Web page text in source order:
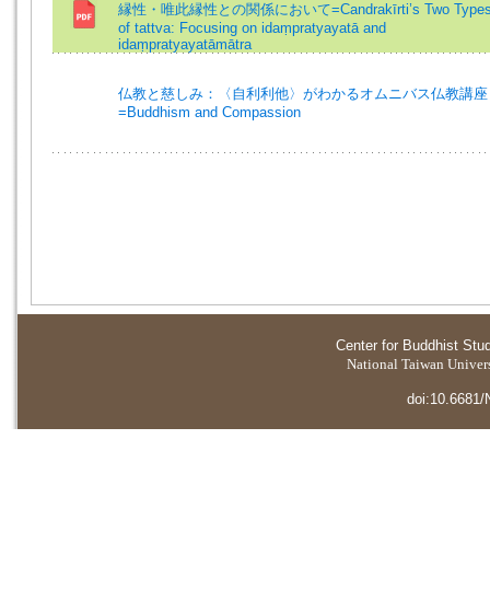
縁性・唯此縁性との関係において=Candrakīrti’s Two
of tattva: Focusing on idaṃpratyayatā and
idaṃpratyayatāmātra
仏教と慈しみ：〈自利利他〉がわかるオムニバス仏教講座
=Buddhism and Compassion
Center for Buddhist
National Taiwan
doi:10.6681/